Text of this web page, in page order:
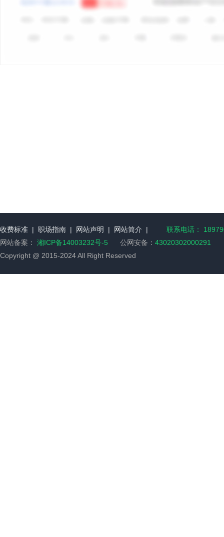
收费标准 | 职场指南 | 网站声明 | 网站简介 |
联系电话：
网站备案： 湘ICP备14003232号-5 公网安备： 43020302000291
Copyright @ 2015-2024 All Right Reserved